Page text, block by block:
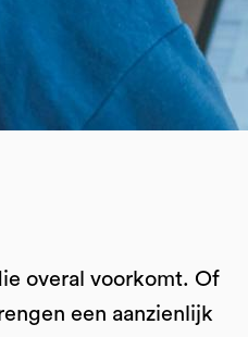
overal voorkomt. Of
een aanzienlijk